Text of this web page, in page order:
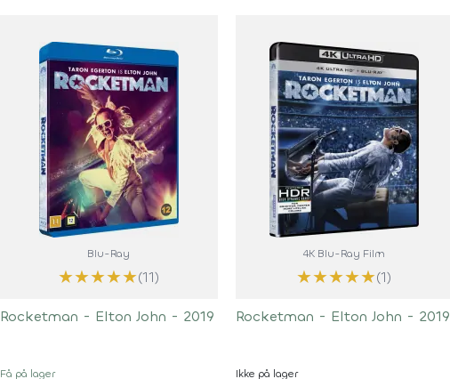
Blu-Ray
★★★★★(11)
Rocketman - Elton John - 2019
Få på lager
4K Blu-Ray Film
★★★★★(1)
Rocketman - Elton John - 2019
Ikke på lager